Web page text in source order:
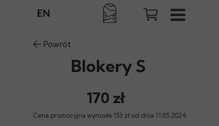
Powrót
Cena promocyjna wynosiła 153 zł od dnia 11.05.2024
Blokery S
170 zł